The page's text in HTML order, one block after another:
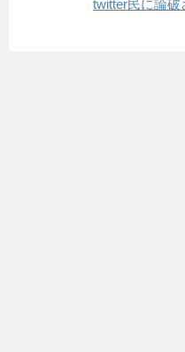
twitter民に論破